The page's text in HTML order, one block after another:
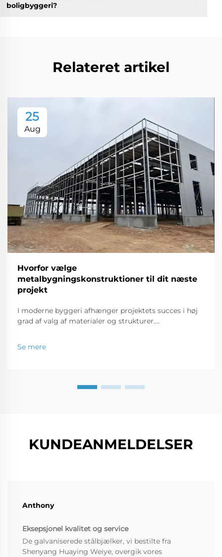
boligbyggeri?
Relateret artikel
25
Aug
Hvorfor vælge
metalbygningskonstruktioner til dit næste
projekt
I moderne byggeri afhænger projektets succes i høj
grad af valg af materialer og strukturer.
denne artikel er at fremhæve...
Se mere
KUNDEANMELDELSER
Anthony
Eksepsjonel kvalitet og service
De galvaniserede stålbjælker, vi bestilte fra
Shenyang Huaying Weiye, overgik vores